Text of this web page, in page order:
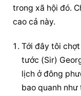
trong xã hội đó.
cao cả này.
Tới đây tôi
tước (Sir)
lịch ở đông
bao quanh